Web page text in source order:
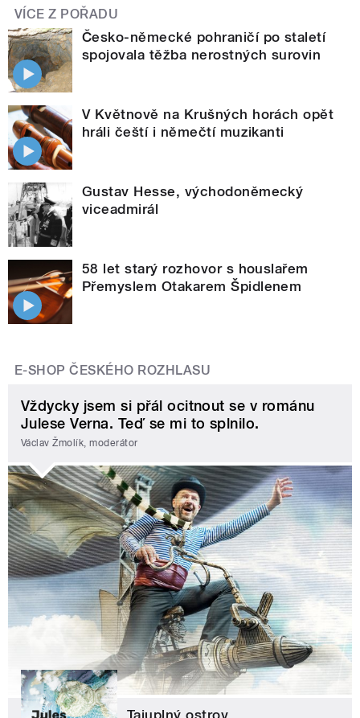
VÍCE Z POŘADU
Česko-německé pohraničí po staletí
spojovala těžba nerostných surovin
V Květnově na Krušných horách opět
hráli čeští i němečtí muzikanti
Gustav Hesse, východoněmecký
viceadmirál
58 let starý rozhovor s houslařem
Přemyslem Otakarem Špidlenem
E-SHOP ČESKÉHO ROZHLASU
Vždycky jsem si přál ocitnout se v románu
Julese Verna. Teď se mi to splnilo.
Václav Žmolík, moderátor